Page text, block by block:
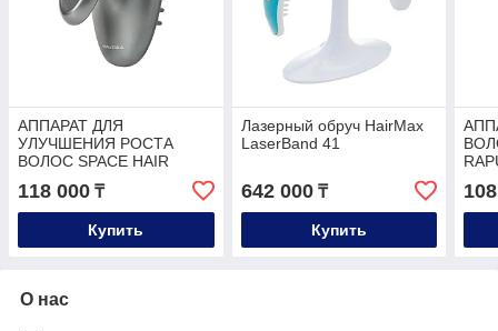
АППАРАТ ДЛЯ
УЛУЧШЕНИЯ РОСТА
ВОЛОС SPACE HAIR
118 000 ₸
Купить
Лазерный обруч HairMax
LaserBand 41
642 000₸
Купить
О нас